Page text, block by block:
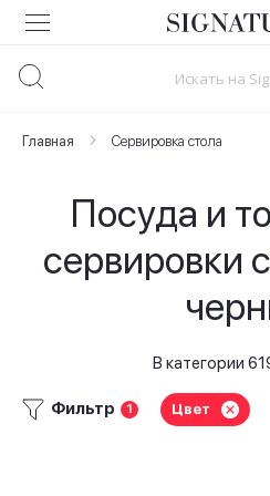
Skip
to
Главная Сервировка стола
Посуда и
сервировки
В категории
Фильтр 1 Цвет